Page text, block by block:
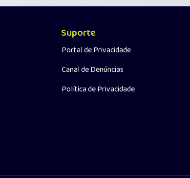
Suporte
Portal de Privacidade
Canal de Denúncias
Política de Privacidade